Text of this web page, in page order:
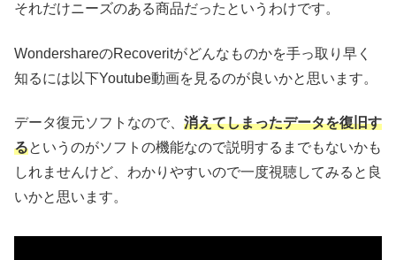
それだけニーズのある商品だったというわけです。
WondershareのRecoveritがどんなものかを手っ取り早く
知るには以下Youtube動画を見るのが良いかと思います。
データ復元ソフトなので、 消えてしまったデータを復旧す
るというのがソフトの機能なので説明するまでもないかも
しれませんけど、わかりやすいので一度視聴してみると良
いかと思います。